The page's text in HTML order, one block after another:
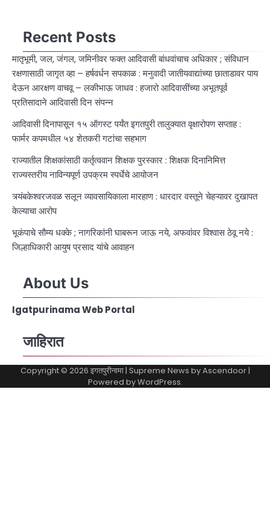
Recent Posts
मातृभूमी, जल, जंगल, जमिनीवर फक्त आदिवासी बांधवांचाच अधिकार ; संविधान
रक्षणासाठी जागृत व्हा – हर्षवर्धन सपकाळ : मनुवादी जातीयवाद्यांच्या छाताडावर पाय
देऊन आरक्षण वाचवू – लकीभाऊ जाधव : हजारो आदिवासींच्या अभूतपूर्व
प्रतिसादाने आदिवासी दिन संपन्न
आदिवासी दिनापासून १५ ऑगस्ट पर्यंत इगतपुरी तालुक्यात वृक्षारोपण सप्ताह :
फार्मर कपमधील ५४ शेतकरी गटांचा सहभाग
राज्यातील शिक्षकांसाठी कर्तृत्ववान शिक्षक पुरस्कार : शिक्षक दिनानिमित्त
राज्यस्तरीय नाविन्यपूर्ण उपक्रम स्पर्धेचे आयोजन
त्र्यंबकेश्वरजवळ सलून व्यावसायिकाला मारहाण : धारदार वस्तूने चेहऱ्यावर दुखापत
केल्याचा आरोप
भूकंपाचे सौम्य धक्के ; नागरिकांनी घाबरून जाऊ नये, अफवांवर विश्वास ठेवू नये :
जिल्हाधिकारी आयुष प्रसाद यांचे आवाहन
About Us
Igatpurinama Web Portal
जाहिरात
Copyright © 2026 इगतपुरीनामा| Supreme News byAscendoor|
Powered byWordPress.